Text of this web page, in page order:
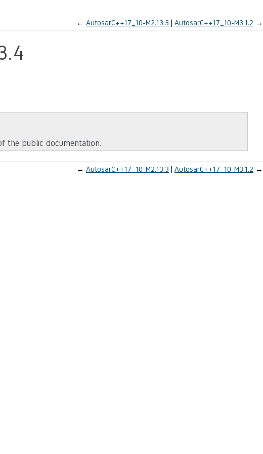
← AutosarC++17_10-M2.13.3 AutosarC++17_10-M3.1.2 →
the public documentation.
← AutosarC++17_10-M2.13.3 AutosarC++17_10-M3.1.2 →